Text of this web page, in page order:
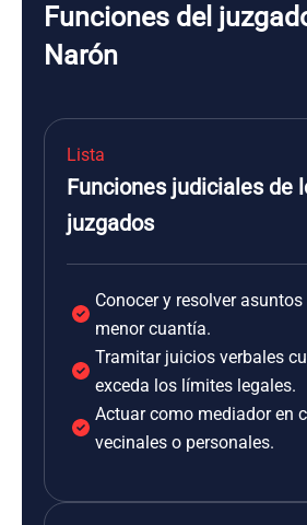
Funciones del
Narón
Lista
Funciones judiciales de
juzgados
Conocer y resolver
menor cuantía.
Tramitar juicios verbales
exceda los límites legales.
Actuar como mediador en
vecinales o personales.